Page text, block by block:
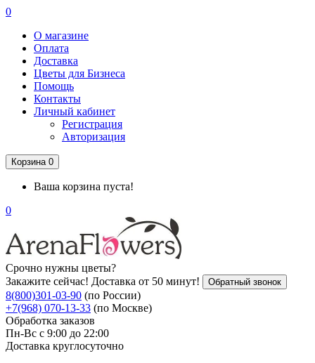
0
О магазине
Оплата
Доставка
Цветы для Бизнеса
Помощь
Контакты
Личный кабинет
Регистрация
Авторизация
Корзина 0
Ваша корзина пуста!
0
Срочно нужны цветы?
Закажите сейчас! Доставка от 50 минут!
Обратный звонок
8(800)301-03-90 (по России)
+7(968) 070-13-33 (по Москве)
Обработка заказов
Пн-Вс с 9:00 до 22:00
Доставка круглосуточно